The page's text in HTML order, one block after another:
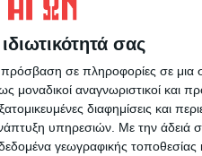
σας
πρόσβαση σε πληροφορίες σε
αναγνωριστικοί και
διαφημίσεις και
υπηρεσιών. Με την άδειά
γεωγραφικής τοποθεσίας